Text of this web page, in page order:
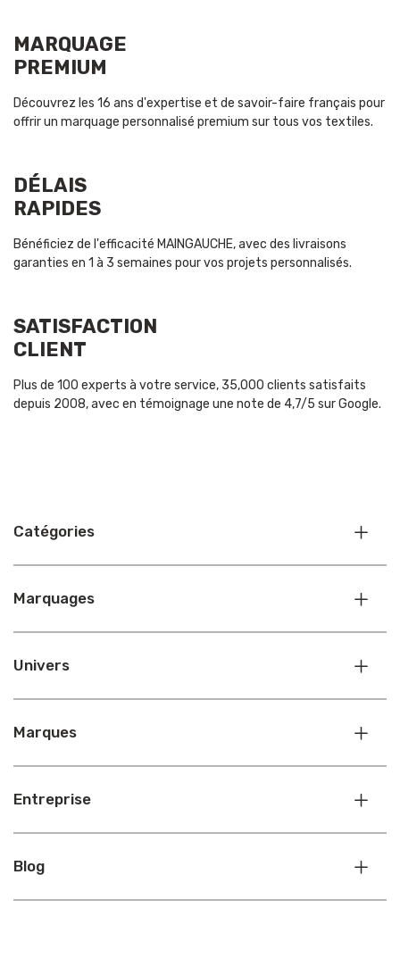
MARQUAGE
PREMIUM
Découvrez les 16 ans d'expertise et de savoir-faire français pour
offrir un marquage personnalisé premium sur tous vos textiles.
DÉLAIS
RAPIDES
Bénéficiez de l'efficacité MAINGAUCHE, avec des livraisons
garanties en 1 à 3 semaines pour vos projets personnalisés.
SATISFACTION
CLIENT
Plus de 100 experts à votre service, 35,000 clients satisfaits
depuis 2008, avec en témoignage une note de 4,7/5 sur Google.
Catégories
Marquages
Univers
Marques
Entreprise
Blog